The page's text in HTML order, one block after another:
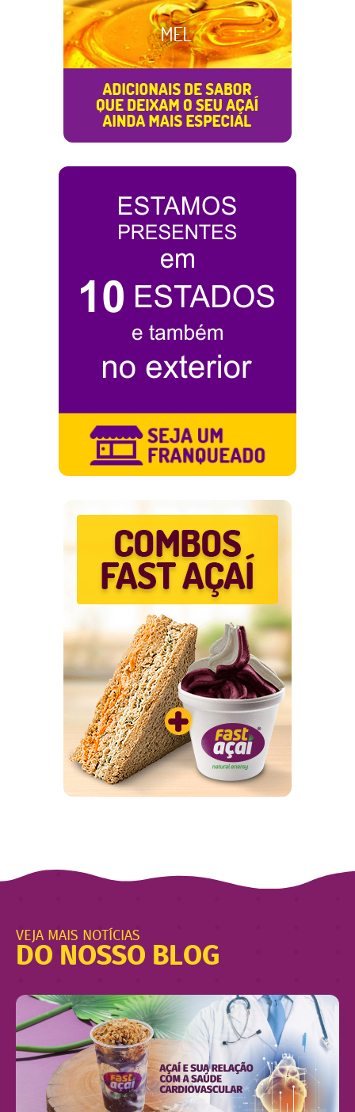
VEJA MAIS NOTÍCIAS
DO NOSSO BLOG